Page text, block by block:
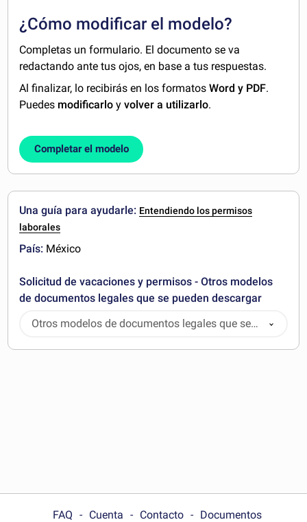
¿Cómo modificar el modelo?
Completas un formulario. El documento se va
redactando ante tus ojos, en base a tus respuestas.
Al finalizar, lo recibirás en los formatosWord y PDF.
Puedes modificarlo yvolver a utilizarlo.
Completar el modelo
Una guía para ayudarle: Entendiendo los permisos
laborales
País: México
Solicitud de vacaciones y permisos - Otros modelos
de documentos legales que se pueden descargar
Otros modelos de documentos legales que se
pueden descargar
FAQ Cuenta Contacto Documentos